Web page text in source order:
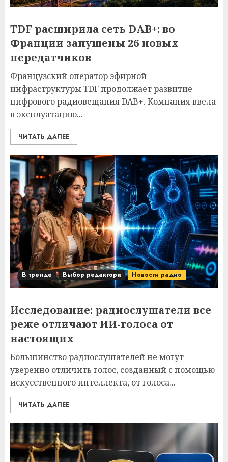
TDF расширила сеть DAB+: во
Франции запущены 26 новых
передатчиков
Французский оператор эфирной
инфраструктуры TDF продолжает развитие
цифрового радиовещания DAB+. Компания ввела
в эксплуатацию...
ЧИТАТЬ ДАЛЕЕ
В тренде Выбор редактора Новости радио
Исследование: радиослушатели все
реже отличают ИИ-голоса от
настоящих
Большинство радиослушателей не могут
уверенно отличить голос, созданный с помощью
искусственного интеллекта, от голоса...
ЧИТАТЬ ДАЛЕЕ